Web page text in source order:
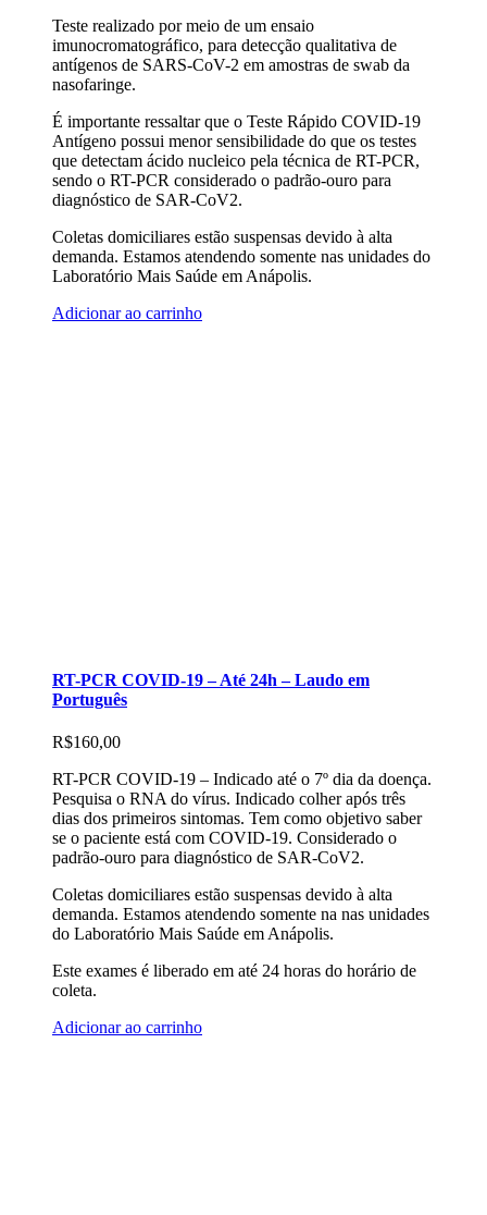
Teste realizado por meio de um ensaio
imunocromatográfico, para detecção qualitativa de
antígenos de SARS-CoV-2 em amostras de swab da
nasofaringe.
É importante ressaltar que o Teste Rápido COVID-19
Antígeno possui menor sensibilidade do que os testes
que detectam ácido nucleico pela técnica de RT-PCR,
sendo o RT-PCR considerado o padrão-ouro para
diagnóstico de SAR-CoV2.
Coletas domiciliares estão suspensas devido à alta
demanda. Estamos atendendo somente nas unidades do
Laboratório Mais Saúde em Anápolis.
Adicionar ao carrinho
RT-PCR COVID-19 – Até 24h – Laudo em
Português
R$160,00
RT-PCR COVID-19 – Indicado até o 7º dia da doença.
Pesquisa o RNA do vírus. Indicado colher após três
dias dos primeiros sintomas. Tem como objetivo saber
se o paciente está com COVID-19. Considerado o
padrão-ouro para diagnóstico de SAR-CoV2.
Coletas domiciliares estão suspensas devido à alta
demanda. Estamos atendendo somente na nas unidades
do Laboratório Mais Saúde em Anápolis.
Este exames é liberado em até 24 horas do horário de
coleta.
Adicionar ao carrinho